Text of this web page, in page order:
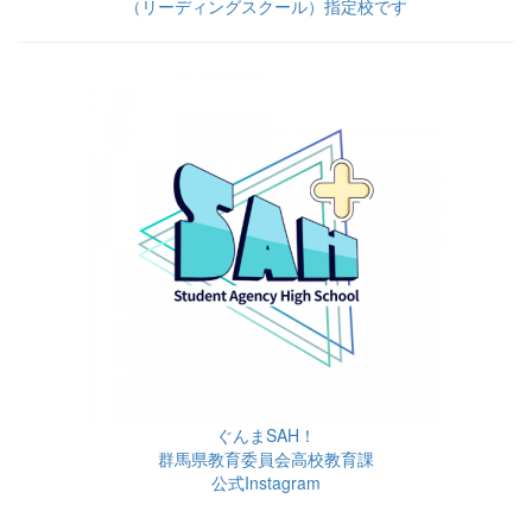
（リーディングスクール）指定校です
ぐんまSAH！
群馬県教育委員会高校教育課
公式Instagram